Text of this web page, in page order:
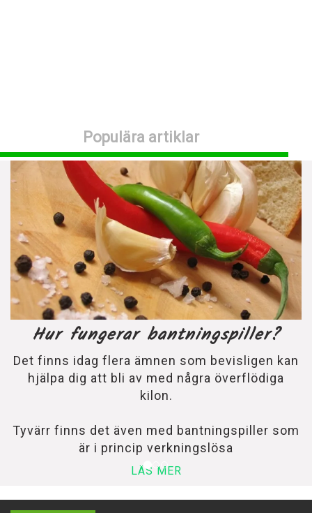
Populära artiklar
Hur fungerar bantningspiller?
Det finns idag flera ämnen som bevisligen kan
hjälpa dig att bli av med några överflödiga
kilon.
Tyvärr finns det även med bantningspiller som
är i princip verkningslösa
LÄS MER